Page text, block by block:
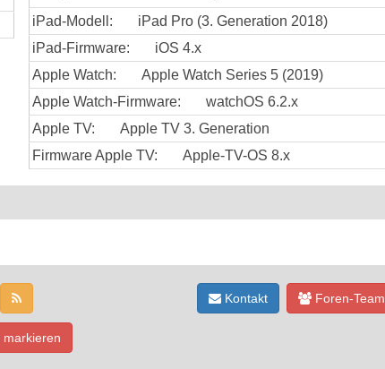
iPad-Modell:
iPad Pro (3. Generation 2018)
iPad-Firmware:
iOS 4.x
Apple Watch:
Apple Watch Series 5 (2019)
Apple Watch-Firmware:
watchOS 6.2.x
Apple TV:
Apple TV 3. Generation
Firmware Apple TV:
Apple-TV-OS 8.x
Kontakt Foren-Team